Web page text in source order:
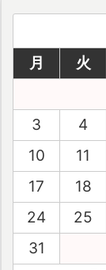
月
火
3
4
10
11
17
18
24
25
31